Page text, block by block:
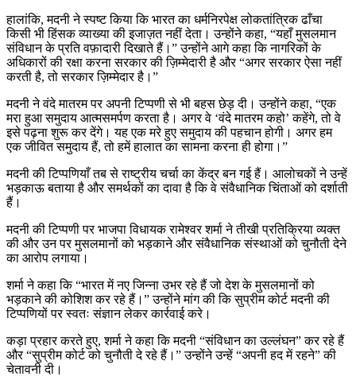
हालांकि, मदनी ने स्पष्ट किया कि भारत का धर्मनिरपेक्ष लोकतांत्रिक ढाँचा
किसी भी हिंसक व्याख्या की इजाज़त नहीं देता। उन्होंने कहा, “यहाँ मुसलमान
संविधान के प्रति वफ़ादारी दिखाते हैं।” उन्होंने आगे कहा कि नागरिकों के
अधिकारों की रक्षा करना सरकार की ज़िम्मेदारी है और “अगर सरकार ऐसा नहीं
करती है, तो सरकार ज़िम्मेदार है।”
मदनी ने वंदे मातरम पर अपनी टिप्पणी से भी बहस छेड़ दी। उन्होंने कहा, “एक
मरा हुआ समुदाय आत्मसमर्पण करता है। अगर वे ‘वंदे मातरम कहो’ कहेंगे, तो वे
इसे पढ़ना शुरू कर देंगे। यह एक मरे हुए समुदाय की पहचान होगी। अगर हम
एक जीवित समुदाय हैं, तो हमें हालात का सामना करना ही होगा।”
मदनी की टिप्पणियाँ तब से राष्ट्रीय चर्चा का केंद्र बन गई हैं। आलोचकों ने उन्हें
भड़काऊ बताया है और समर्थकों का दावा है कि वे संवैधानिक चिंताओं को दर्शाती
हैं।
मदनी की टिप्पणी पर भाजपा विधायक रामेश्वर शर्मा ने तीखी प्रतिक्रिया व्यक्त
की और उन पर मुसलमानों को भड़काने और संवैधानिक संस्थाओं को चुनौती देने
का आरोप लगाया।
शर्मा ने कहा कि “भारत में नए जिन्ना उभर रहे हैं जो देश के मुसलमानों को
भड़काने की कोशिश कर रहे हैं।” उन्होंने मांग की कि सुप्रीम कोर्ट मदनी की
टिप्पणियों पर स्वतः संज्ञान लेकर कार्रवाई करे।
कड़ा प्रहार करते हुए, शर्मा ने कहा कि मदनी “संविधान का उल्लंघन” कर रहे हैं
और “सुप्रीम कोर्ट को चुनौती दे रहे हैं।” उन्होंने उन्हें “अपनी हद में रहने” की
चेतावनी दी।